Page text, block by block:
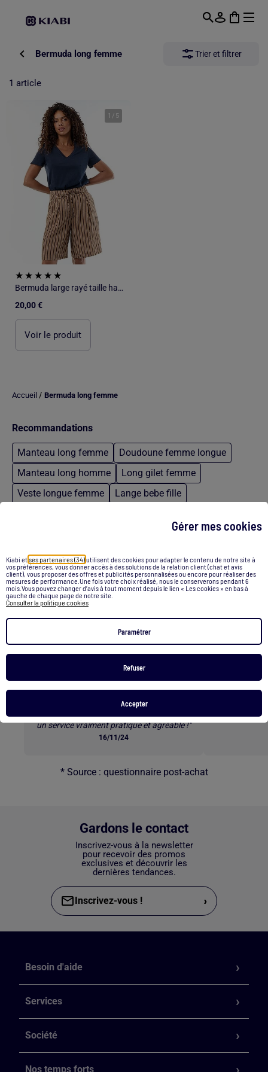
Gérer mes cookies
Kiabi et ses partenaires (34)utilisent des cookies pour adapter le contenu de notre site à
vos préférences, vous donner accès à des solutions de la relation client (chat et avis
client), vous proposer des offres et publicités personnalisées ou encore pour réaliser des
mesures de performance.Une fois votre choix réalisé, nous le conserverons pendant 6
mois.Vous pouvez changer d’avis à tout moment depuis le lien « Les cookies » en bas à
gauche de chaque page de notre site.
Consulter la politique cookies
Paramétrer
Refuser
Accepter
Bermuda long femme Trier et filtrer
1 article
1 / 5
Bermuda large rayé taille haute
20,00 €
Voir le produit
Accueil / Bermuda long femme
Recommandations
Manteau long femme
Doudoune femme longue
Manteau long homme
Long gilet femme
Veste longue femme
Lange bebe fille
Baskets calvin klein blanche
Retour au contenu principal
Les clients parlent de nos
"Commander les tailles qu’on veut à
l’avance et ensuite venir les essayer en
un service vraiment pratique et agréable !"
16/11/24
« Superbes
* Source : questionnaire post-achat
Gardons le contact
Inscrivez-vous à la newsletter
pour recevoir des promos
exclusives et découvrir les
dernières tendances.
Inscrivez-vous ! ›
Besoin d'aide
Services
Société
Nos temps forts